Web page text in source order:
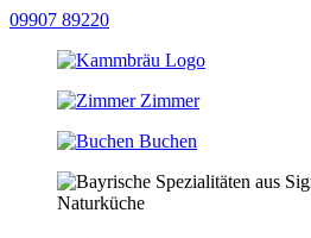
09907 89220
Zimmer
Buchen